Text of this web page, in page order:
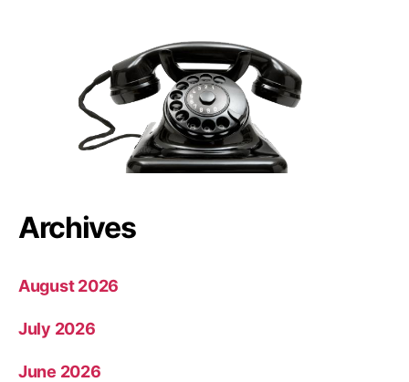
Archives
August 2026
July 2026
June 2026